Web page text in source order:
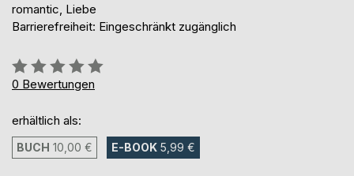
romantic, Liebe
Barrierefreiheit: Eingeschränkt zugänglich
Bewertung::
0%
0 Bewertungen
erhältlich als:
BUCH 10,00 € E-BOOK 5,99 €